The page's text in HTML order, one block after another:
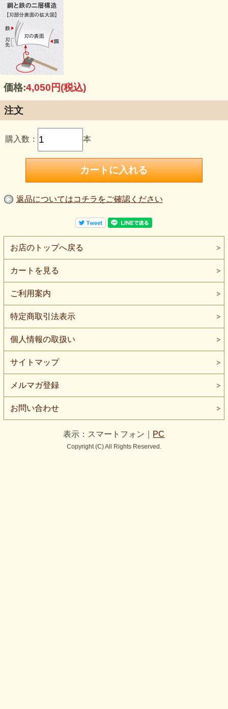
価格:4,050円(税込)
注文
購入数： 本
返品についてはコチラをご確認ください
お店のトップへ戻る
カートを見る
ご利用案内
特定商取引法表示
個人情報の取扱い
サイトマップ
メルマガ登録
お問い合わせ
表示：スマートフォン｜ PC
Copyright (C) All Rights Reserved.